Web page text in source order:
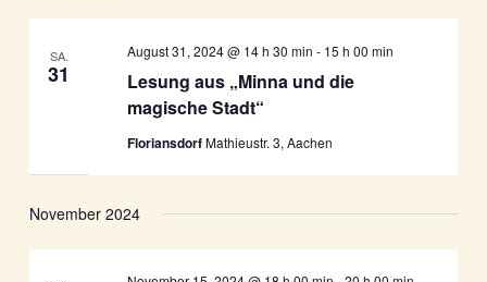
SA.
31
Lesung aus „Minna und die
magische Stadt“
August 31, 2024 @ 14 h 30 min - 15 h 00 min
FloriansdorfMathieustr. 3, Aachen
November 2024